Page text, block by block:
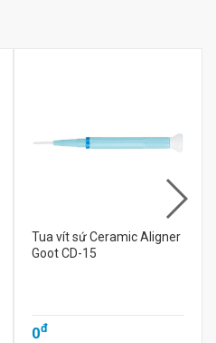
Tua vít sứ Ceramic Aligner
Goot CD-15
0đ